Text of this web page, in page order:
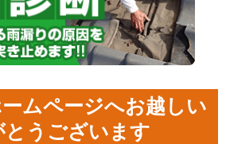
ムページへお越しい
うございます